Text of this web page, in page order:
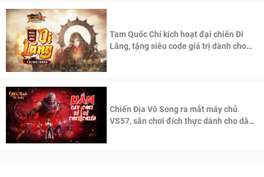
Tam Quốc Chí kích hoạt đại chiến Di
Lăng, tặng siêu code giá trị dành cho
Chiến Địa Vô Song ra mắt máy chủ
VS57, sân chơi đích thực dành cho dân